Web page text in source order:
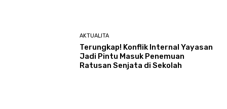
AKTUALITA
Terungkap! Konflik Internal Yayasan
Jadi Pintu Masuk Penemuan
Ratusan Senjata di Sekolah